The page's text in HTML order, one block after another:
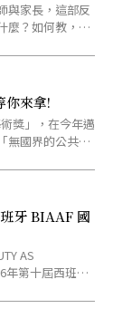
與家長，這部反
麼？如何教，學
你來拿!
獎」，在今年邁
無國界的公共藝
牙 BIAAF 國
AS
年第十屆西班牙